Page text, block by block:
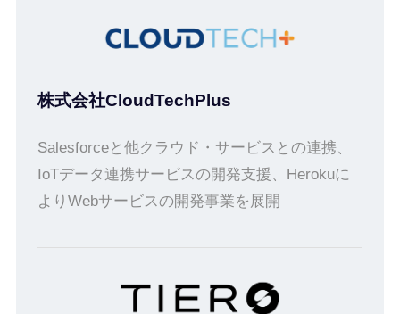
株式会社CloudTechPlus
Salesforceと他クラウド・サービスとの連携、
IoTデータ連携サービスの開発支援、Herokuに
よりWebサービスの開発事業を展開